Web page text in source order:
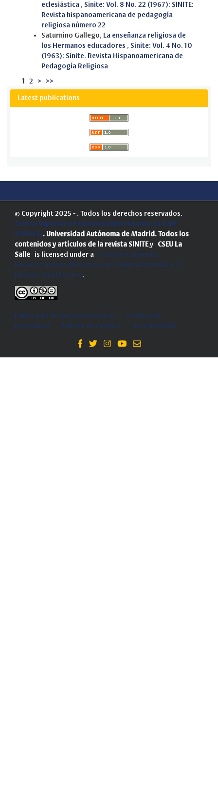
eclesiástica , Sinite: Vol. 8 No. 22 (1967): SINITE:
Revista hispanoamericana de pedagogía
religiosa número 22
Saturnino Gallego, La enseñanza religiosa de
los Hermanos educadores , Sinite: Vol. 4 No. 10
(1963): Sinite. Revista Hispanoamericana de
Pedagogía Religiosa
1 2 > >>
Latest publications
© Copyright 2025 - . Todos los derechos reservados.
Centro Superior de Estudios Universitarios La Salle
(CSEULS). Universidad Autónoma de Madrid. Todos los
contenidos y artículos de la revista SINITEy CSEU La
Salle is licensed under a Creative Commons
Reconocimiento-NoComercial-SinObraDerivada 4.0
Internacional License.
Política de Protección de Datos -
Politica de
privacidad
- Política de cookies - Accesibilidad